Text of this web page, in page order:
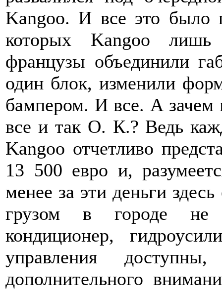
Kangoo. И все это было
которых Kangoo лишь
французы объединили
один блок, изменили
бампером. И все. А зачем
все и так О. К.? Ведь
Kangoo отчетливо
13 500 евро и,
менее за эти деньги
грузом в городе не
кондиционер,
управления
дополнительного